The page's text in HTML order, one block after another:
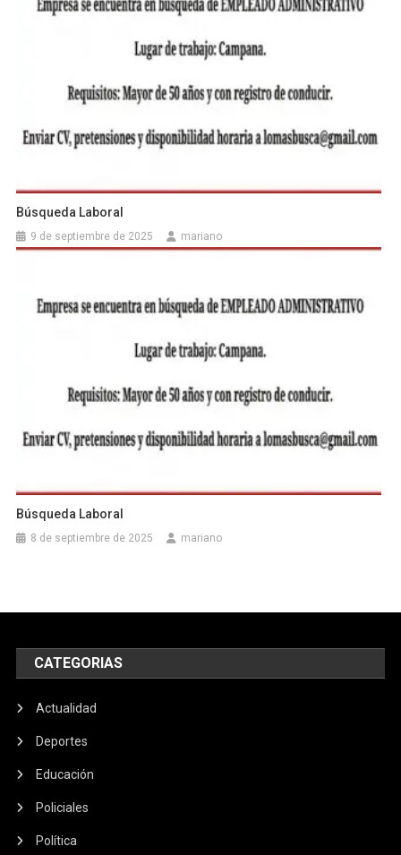
Búsqueda Laboral
9 de septiembre de 2025 mariano
Búsqueda Laboral
8 de septiembre de 2025 mariano
CATEGORIAS
Actualidad
Deportes
Educación
Policiales
Política